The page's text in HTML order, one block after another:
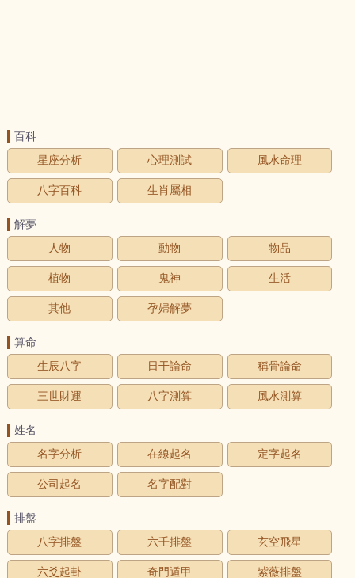
百科
星座分析
心理測試 風水命理
八字百科 生肖屬相
解夢
人物
動物 物品
植物 鬼神 生活
其他 孕婦解夢
算命
生辰八字
日干論命 稱骨論命
三世財運 八字測算 風水測算
姓名
名字分析
在線起名 定字起名
公司起名 名字配對
排盤
八字排盤
六壬排盤 玄空飛星
六爻起卦 奇門遁甲 紫薇排盤